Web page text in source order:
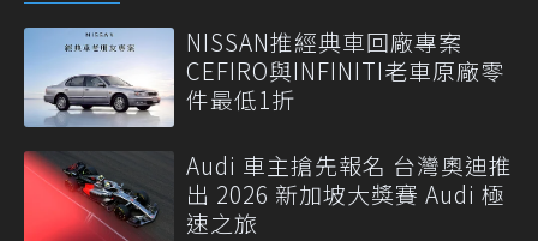
NISSAN推經典車回廠專案
CEFIRO與INFINITI老車原廠零
件最低1折
Audi 車主搶先報名 台灣奧迪推
出 2026 新加坡大獎賽 Audi 極
速之旅